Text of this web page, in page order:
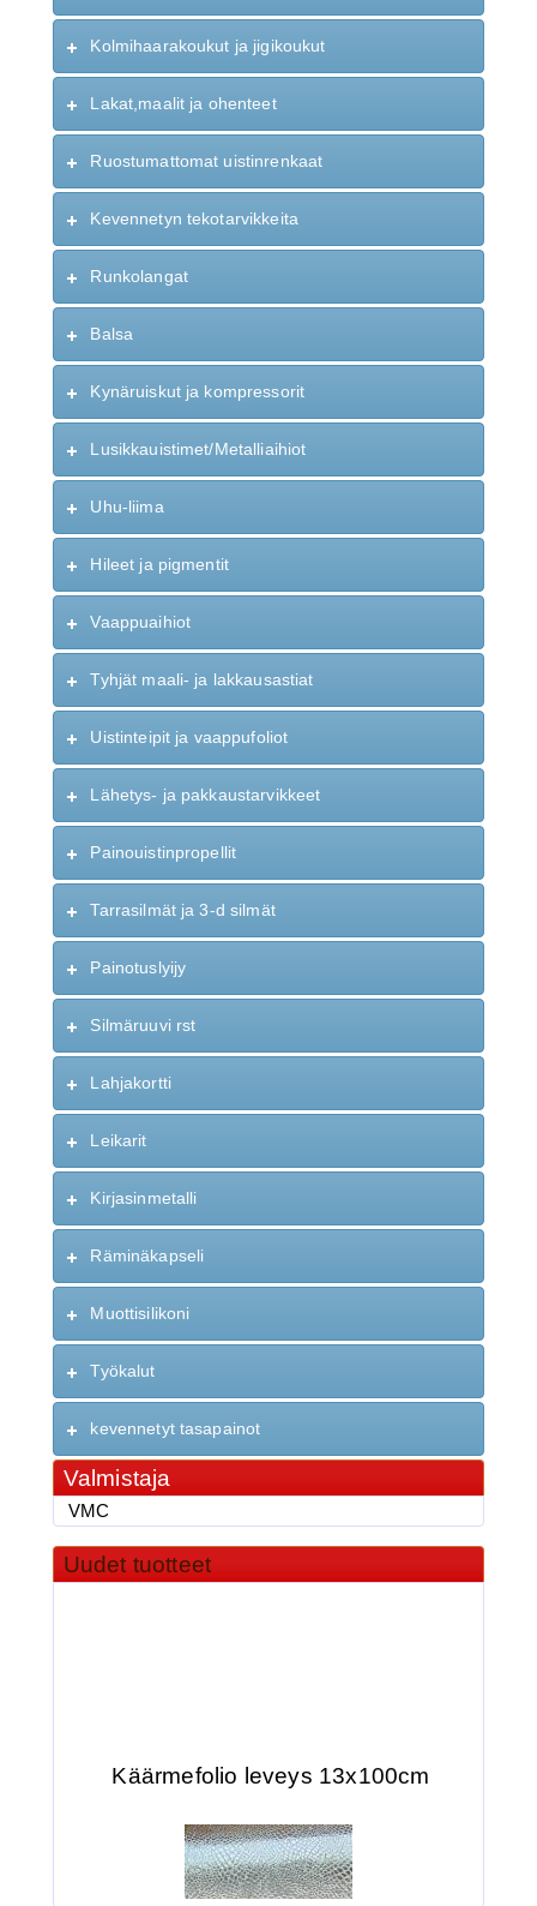
Kolmihaarakoukut ja jigikoukut
Lakat,maalit ja ohenteet
Ruostumattomat uistinrenkaat
Kevennetyn tekotarvikkeita
Runkolangat
Balsa
Kynäruiskut ja kompressorit
Lusikkauistimet/Metalliaihiot
Uhu-liima
Hileet ja pigmentit
Vaappuaihiot
Tyhjät maali- ja lakkausastiat
Uistinteipit ja vaappufoliot
Lähetys- ja pakkaustarvikkeet
Painouistinpropellit
Tarrasilmät ja 3-d silmät
Painotuslyijy
Silmäruuvi rst
Lahjakortti
Leikarit
Kirjasinmetalli
Räminäkapseli
Muottisilikoni
Työkalut
kevennetyt tasapainot
Valmistaja
VMC
Uudet tuotteet
Käärmefolio leveys 13x100cm